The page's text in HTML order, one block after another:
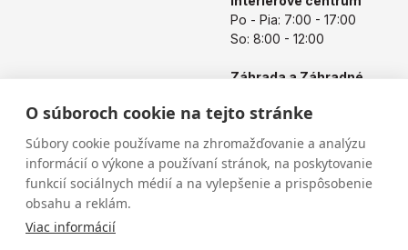
O súboroch cookie na tejto stránke
Súbory cookie používame na zhromažďovanie a analýzu
informácií o výkone a používaní stránok, na poskytovanie
funkcií sociálnych médií a na vylepšenie a prispôsobenie
obsahu a reklám.
Viac informácií
Po - Pia: 7:00 - 17:00
So: 8:00 - 12:00
Záhrada a Záhradné
Po - Pia: 8:00 - 17:00
So: 8:00 - 12:00